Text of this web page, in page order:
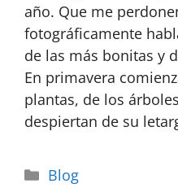
año. Que me
fotográficamente
de las más bonitas y
En primavera
plantas, de los
despiertan de su
Blog